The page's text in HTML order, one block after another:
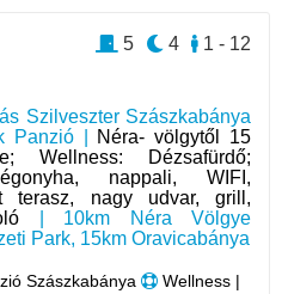
Szilveszter Szászkabánya
Panzió | Néra- völgytől 15
Wellness: Dézsafürdő;
nappali, WIFI,
terasz, nagy udvar, grill,
| 10km Néra Völgye
Park, 15km Oravicabánya
Szászkabánya
Wellness |
1 - 12
4
5